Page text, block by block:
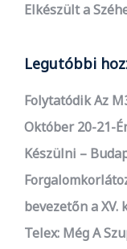
Elkészült a
Legutóbbi
Folytatódik Az
Október 20-21-
Készülni –
bevezetőn a
Telex: Még A